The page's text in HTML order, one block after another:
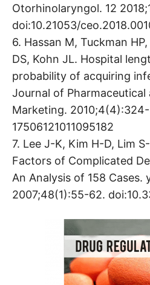
Otorhinolaryngol. 12
doi:10.21053/
6. Hassan M, Tuckman
DS, Kohn JL. Hospital
probability of acquiring
Journal of Pharmaceutical
Marketing. 2010;4(4):324-
17506121011095182
7. Lee J-K, Kim H-D, Lim
Factors of Complicated
An Analysis of 158 Cases.
2007;48(1):55-62.